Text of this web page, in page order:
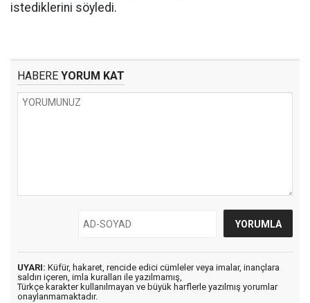
istediklerini söyledi.
HABERE YORUM KAT
UYARI: Küfür, hakaret, rencide edici cümleler veya imalar, inançlara
saldırı içeren, imla kuralları ile yazılmamış,
Türkçe karakter kullanılmayan ve büyük harflerle yazılmış yorumlar
onaylanmamaktadır.